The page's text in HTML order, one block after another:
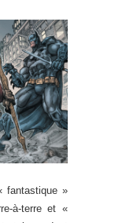
fantastique »
à-terre et «